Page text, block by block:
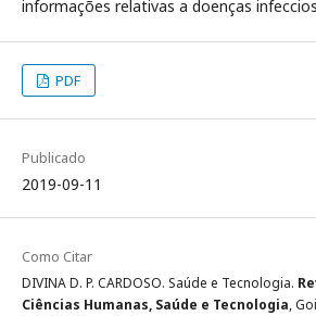
informações relativas a doenças
PDF
Publicado
2019-09-11
Como Citar
DIVINA D. P. CARDOSO. Saúde e Tecnologia.
Ciências Humanas, Saúde e Tecnologia,